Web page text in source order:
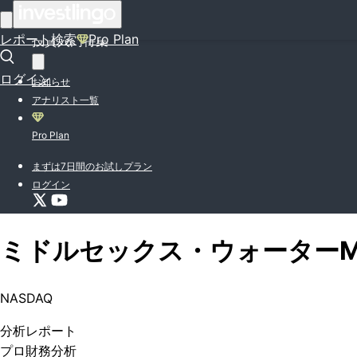
レポート検索 Pro Plan
ログイン
投資入門特集
お知らせ
アナリスト一覧
Pro Plan
まずは7日間のお試しプラン
ログイン
ミドルセックス・ウォーター
NASDAQ
分析レポート
プロ 財務分析